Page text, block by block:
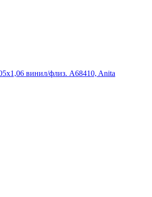
винил/флиз. A68410, Anita